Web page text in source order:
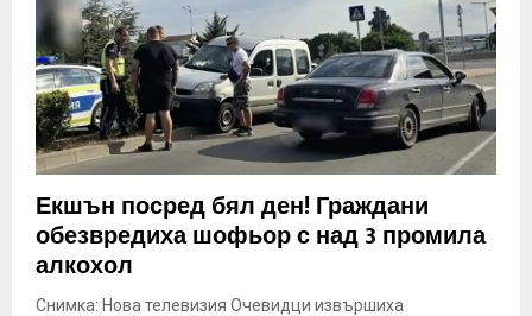
Екшън посред бял ден! Граждани
обезвредиха шофьор с над 3 промила
алкохол
Снимка: Нова телевизия Очевидци извършиха